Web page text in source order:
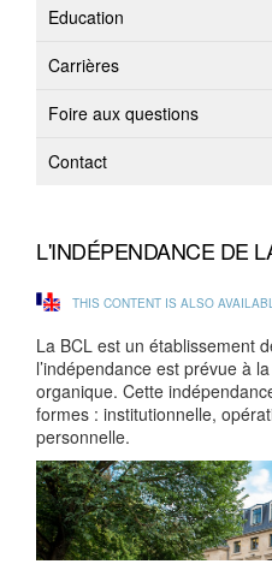
Education
Carrières
Foire aux questions
Contact
L'INDÉPENDANCE DE
THIS CONTENT IS ALSO
La BCL est un établissement
l’indépendance est prévue à
organique. Cette
formes : institutionnelle,
personnelle.